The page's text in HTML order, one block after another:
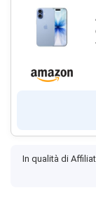
In qualità di